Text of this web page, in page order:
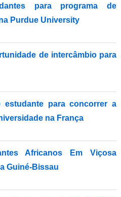
para programa de
Purdue University
de intercâmbio para
estudante para concorrer a
na França
Africanos Em Viçosa
Guiné-Bissau